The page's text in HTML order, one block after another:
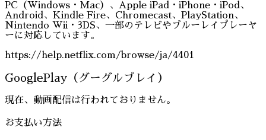
PC（Windows・Mac）、Apple iPad・iPhone・iPod、
Android、Kindle Fire、Chromecast、PlayStation、
Nintendo Wii・3DS、一部のテレビやブルーレイプレーヤ
ーに対応しています。
https://help.netflix.com/browse/ja/4401
GooglePlay（グーグルプレイ）
現在、動画配信は行われておりません。
お支払い方法